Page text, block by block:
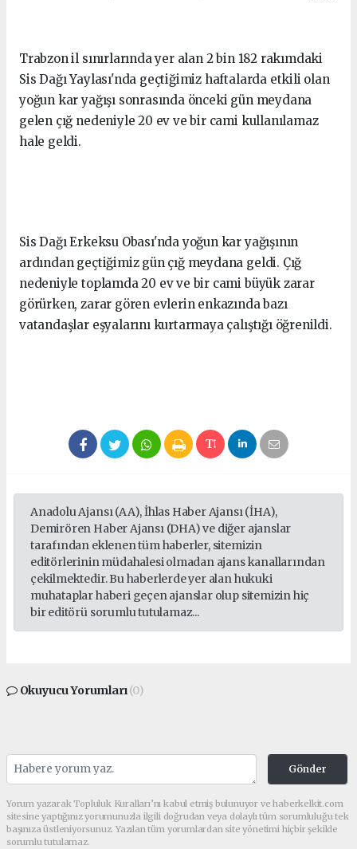
Trabzon il sınırlarında yer alan 2 bin 182 rakımdaki
Sis Dağı Yaylası'nda geçtiğimiz haftalarda etkili olan
yoğun kar yağışı sonrasında önceki gün meydana
gelen çığ nedeniyle 20 ev ve bir cami kullanılamaz
hale geldi.
Sis Dağı Erkeksu Obası'nda yoğun kar yağışının
ardından geçtiğimiz gün çığ meydana geldi. Çığ
nedeniyle toplamda 20 ev ve bir cami büyük zarar
görürken, zarar gören evlerin enkazında bazı
vatandaşlar eşyalarını kurtarmaya çalıştığı öğrenildi.
Anadolu Ajansı (AA), İhlas Haber Ajansı (İHA),
Demirören Haber Ajansı (DHA) ve diğer ajanslar
tarafından eklenen tüm haberler, sitemizin
editörlerinin müdahalesi olmadan ajans kanallarından
çekilmektedir. Bu haberlerde yer alan hukuki
muhataplar haberi geçen ajanslar olup sitemizin hiç
bir editörü sorumlu tutulamaz...
Okuyucu Yorumları(0)
Gönder
Yorum yazarak Topluluk Kuralları’nı kabul etmiş bulunuyor ve haberkelkit.com
sitesine yaptığınız yorumunuzla ilgili doğrudan veya dolaylı tüm sorumluluğu tek
başınıza üstleniyorsunuz. Yazılan tüm yorumlardan site yönetimi hiçbir şekilde
sorumlu tutulamaz.